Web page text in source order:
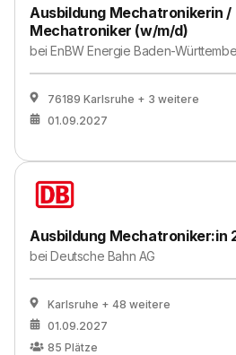
Ausbildung Mechatronikerin /
Mechatroniker (w/m/d)
beiEnBW Energie Baden-
76189 Karlsruhe + 3 weitere
01.09.2027
Ausbildung Mechatroniker:in
beiDeutsche Bahn AG
Karlsruhe + 48 weitere
01.09.2027
85 Plätze